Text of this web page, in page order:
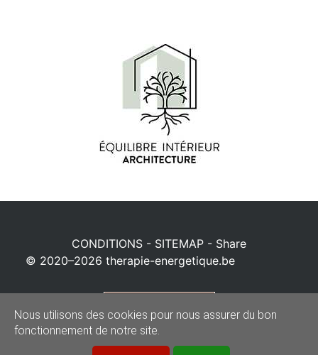
CONDITIONS - SITEMAP - Share
© 2020–2026 therapie-energetique.be
Powered by
Nous utilisons des cookies pour nous assurer du bon
fonctionnement de notre site.